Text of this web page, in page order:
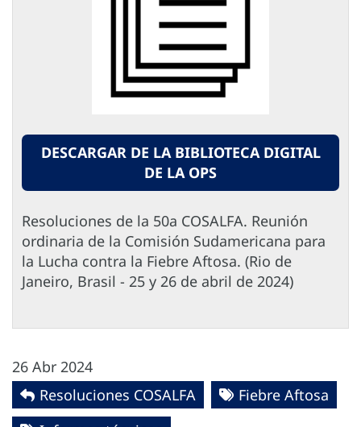
DESCARGAR DE LA BIBLIOTECA DIGITAL
DE LA OPS
Resoluciones de la 50a COSALFA. Reunión
ordinaria de la Comisión Sudamericana para
la Lucha contra la Fiebre Aftosa. (Rio de
Janeiro, Brasil - 25 y 26 de abril de 2024)
26 Abr 2024
Resoluciones COSALFA
Fiebre Aftosa